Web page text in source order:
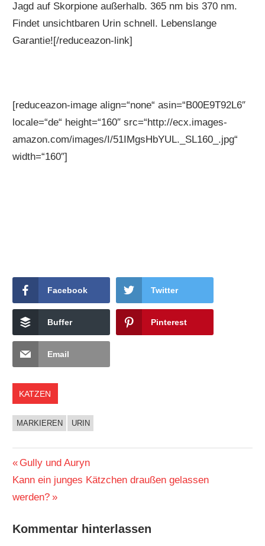
Jagd auf Skorpione außerhalb. 365 nm bis 370 nm.
Findet unsichtbaren Urin schnell. Lebenslange
Garantie![/reduceazon-link]
[reduceazon-image align=“none“ asin=“B00E9T92L6″
locale=“de“ height=“160″ src=“http://ecx.images-
amazon.com/images/I/51IMgsHbYUL._SL160_.jpg“
width=“160″]
Facebook Twitter
Buffer Pinterest
Email
KATZEN
MARKIEREN URIN
Beitragsnavigation
Vorheriger
Beitrag:
Gully und Auryn
Nächster
Beitrag:
Kann ein junges Kätzchen draußen gelassen
werden?
Kommentar hinterlassen